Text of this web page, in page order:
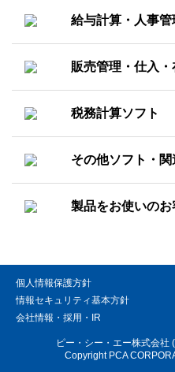
給与計算・人事管
販売管理・仕入
税務計算ソフト
その他ソフト・関
製品をお使いのお
個人情報保護方針
情報セキュリティ基本方針
会社情報・採用・IR
ピー・シー・エー株式会
Copyright PCA